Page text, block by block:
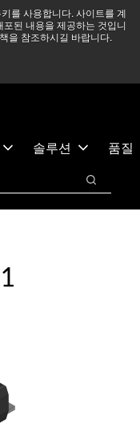
를 사용합니다. 사이트를 계
된 내용을 제공하는 것입니
을 참조하시길 바랍니다.
있으며, 모든 서비스는
더 읽어보기 →
솔루션
품질
검색